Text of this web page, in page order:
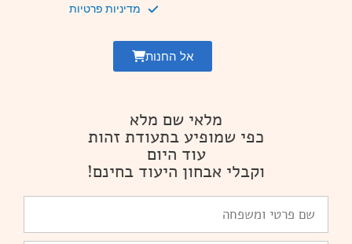
מדיניות פרטיות
אל החנות
מלאי שם מלא
כפי שמופיע בתעודת זהות
עוד היום
וקבלי אבחון היעוד בחינם!
פרטי
ומשפחה